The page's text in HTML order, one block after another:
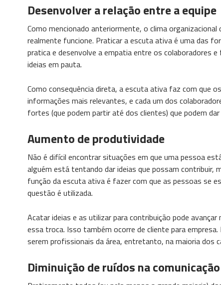
Desenvolver a relação entre a equipe
Como mencionado anteriormente, o clima
realmente funcione. Praticar a escuta ativa é uma das
pratica e desenvolve a empatia entre os colaboradores
ideias em pauta.
Como consequência direta, a escuta ativa faz com que
informações mais relevantes, e cada um dos
fortes (que podem partir até dos clientes) que podem
Aumento de produtividade
Não é difícil encontrar situações em que uma pessoa
alguém está tentando dar ideias que possam contribuir,
função da escuta ativa é fazer com que as pessoas se
questão é utilizada.
Acatar ideias e as utilizar para contribuição pode
essa troca. Isso também ocorre de cliente para
serem profissionais da área, entretanto, na maioria
Diminuição de ruídos na comunicação